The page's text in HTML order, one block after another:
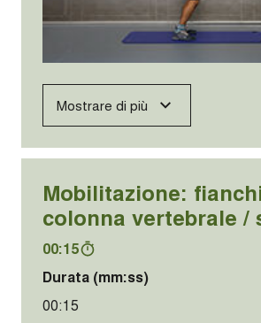
Mostrare di più
Mobilitazione:
colonna vertebrale /
00:15
Durata (mm:ss)
00:15